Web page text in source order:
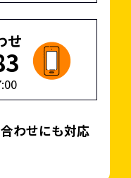
してご利用くださ
せ
わせにも対応